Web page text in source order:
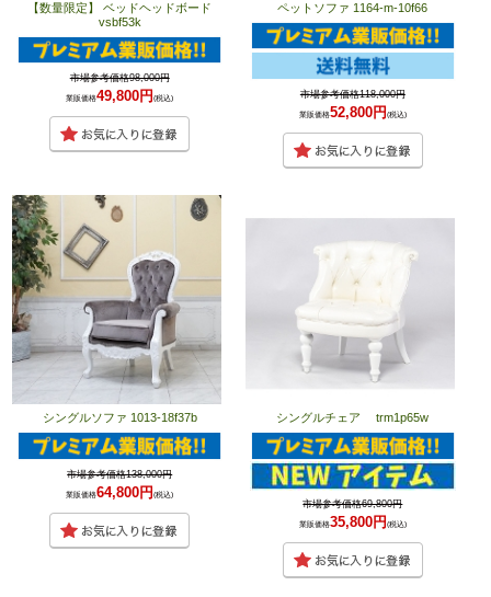
【数量限定】 ベッドヘッドボード
vsbf53k
市場参考価格98,000円
業販価格49,800円(税込)
ペットソファ 1164-m-10f66
市場参考価格118,000円
業販価格52,800円(税込)
シングルソファ 1013-18f37b
市場参考価格138,000円
業販価格64,800円(税込)
シングルチェア trm1p65w
市場参考価格69,800円
業販価格35,800円 (税込)